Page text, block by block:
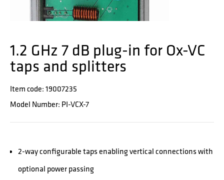
1.2 GHz 7 dB plug-in for Ox-VC
taps and splitters
Item code: 19007235
Model Number: PI-VCX-7
2-way configurable taps enabling vertical connections with
optional power passing